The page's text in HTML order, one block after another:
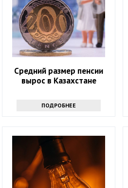
Средний размер пенсии
вырос в Казахстане
ПОДРОБНЕЕ